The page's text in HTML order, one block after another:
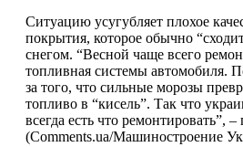
Ситуацию усугубляет плохое
покрытия, которое обычно
снегом. “Весной чаще всего
топливная системы автомобиля.
за того, что сильные морозы
топливо в “кисель”. Так что
всегда есть что ремонтировать”, –
(Comments.ua/Машиностроение